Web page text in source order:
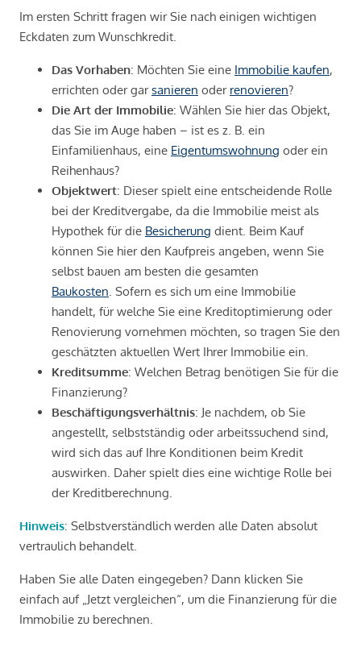
Im ersten Schritt fragen wir Sie nach einigen wichtigen
Eckdaten zum Wunschkredit.
Das Vorhaben: Möchten Sie eine Immobilie kaufen,
errichten oder garsanieren oder renovieren?
Die Art der Immobilie: Wählen Sie hier das Objekt,
das Sie im Auge haben – ist es z. B. ein
Einfamilienhaus, eine Eigentumswohnung oder ein
Reihenhaus?
Objektwert: Dieser spielt eine entscheidende Rolle
bei der Kreditvergabe, da die Immobilie meist als
Hypothek für die Besicherung dient. Beim Kauf
können Sie hier den Kaufpreis angeben, wenn Sie
selbst bauen am besten die gesamten
Baukosten . Sofern es sich um eine Immobilie
handelt, für welche Sie eine Kreditoptimierung oder
Renovierung vornehmen möchten, so tragen Sie den
geschätzten aktuellen Wert Ihrer Immobilie ein.
Kreditsumme: Welchen Betrag benötigen Sie für die
Finanzierung?
Beschäftigungsverhältnis: Je nachdem, ob Sie
angestellt, selbstständig oder arbeitssuchend sind,
wird sich das auf Ihre Konditionen beim Kredit
auswirken. Daher spielt dies eine wichtige Rolle bei
der Kreditberechnung.
Hinweis: Selbstverständlich werden alle Daten absolut
vertraulich behandelt.
Haben Sie alle Daten eingegeben? Dann klicken Sie
einfach auf „Jetzt vergleichen“, um die Finanzierung für die
Immobilie zu berechnen.